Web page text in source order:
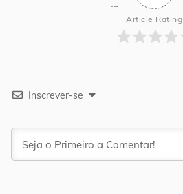
Article Rating
Inscrever-se